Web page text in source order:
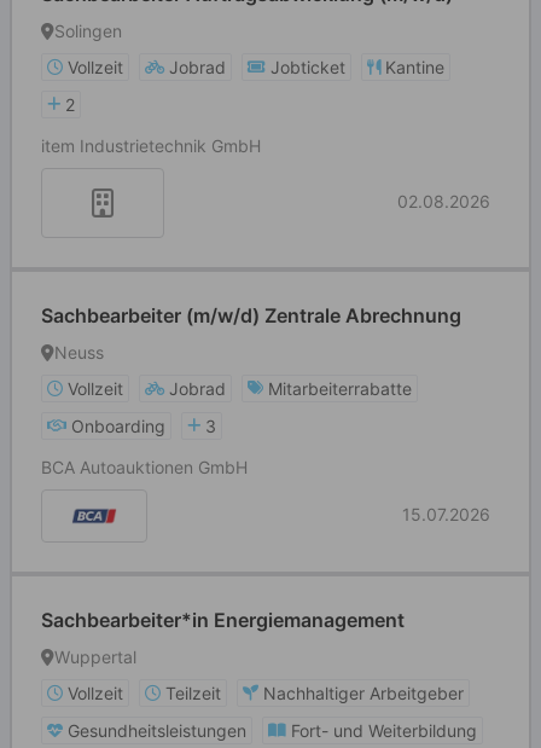
Solingen
Vollzeit
Jobrad Jobticket
Kantine
2
item Industrietechnik GmbH
02.08.2026
Sachbearbeiter (m/w/d) Zentrale Abrechnung
Neuss
Vollzeit
Jobrad
Mitarbeiterrabatte
Onboarding
3
BCA Autoauktionen GmbH
15.07.2026
Sachbearbeiter*in Energiemanagement
Wuppertal
Vollzeit
Teilzeit
Nachhaltiger Arbeitgeber
Gesundheitsleistungen
Fort- und Weiterbildung